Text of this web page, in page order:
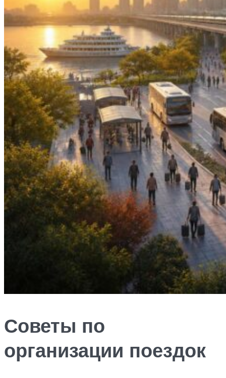
Советы по
организации поездок